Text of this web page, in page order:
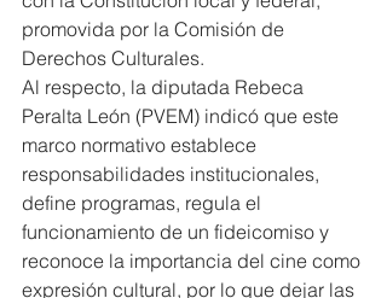
promovida por la Comisión de
Derechos Culturales.
Al respecto, la diputada Rebeca
Peralta León (PVEM) indicó que este
marco normativo establece
responsabilidades institucionales,
define programas, regula el
funcionamiento de un fideicomiso y
reconoce la importancia del cine como
expresión cultural, por lo que dejar las